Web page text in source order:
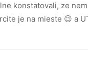
konstatovali, ze
je na mieste 😉 a